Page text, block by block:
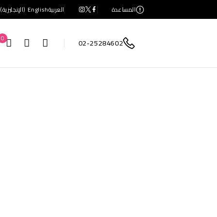
المساعدة العربيةEnglish
(الإنجليزية)
02-25284602
0